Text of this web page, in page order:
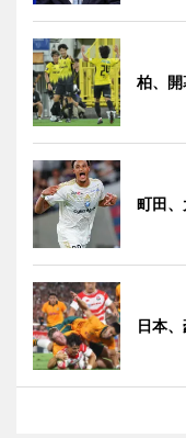
柏、
町田
日本